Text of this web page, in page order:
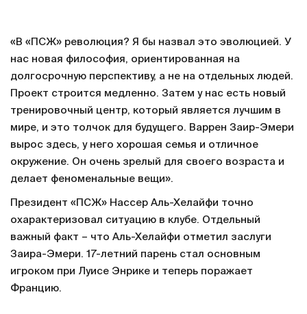
«В «ПСЖ» революция? Я бы назвал это эволюцией. У
нас новая философия, ориентированная на
долгосрочную перспективу, а не на отдельных людей.
Проект строится медленно. Затем у нас есть новый
тренировочный центр, который является лучшим в
мире, и это толчок для будущего. Варрен Заир-Эмери
вырос здесь, у него хорошая семья и отличное
окружение. Он очень зрелый для своего возраста и
делает феноменальные вещи».
Президент «ПСЖ» Нассер Аль-Хелайфи точно
охарактеризовал ситуацию в клубе. Отдельный
важный факт – что Аль-Хелайфи отметил заслуги
Заира-Эмери. 17-летний парень стал основным
игроком при Луисе Энрике и теперь поражает
Францию.